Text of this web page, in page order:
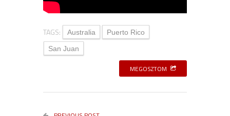
TAGS: Australia
Puerto Rico
San Juan
MEGOSZTOM